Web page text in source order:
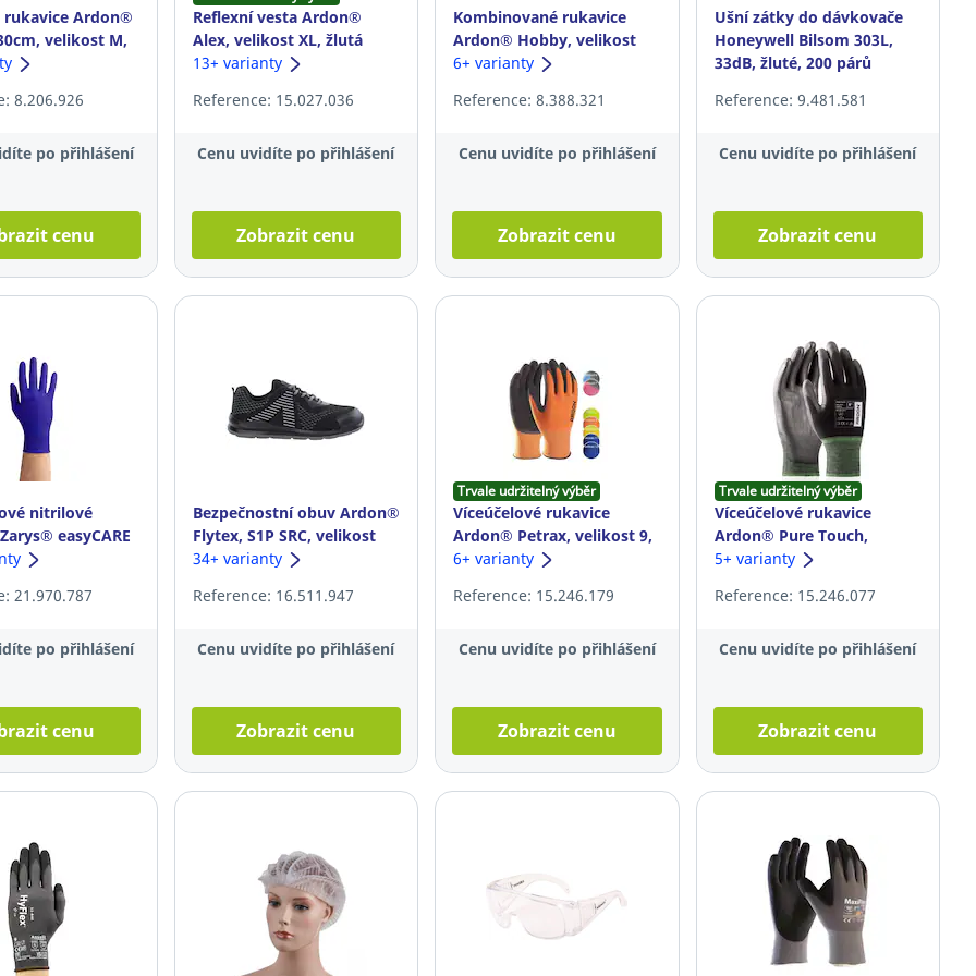
rukavice Ardon®
velikost M,
8.206.926
po přihlášení
cenu
Reflexní vesta Ardon®
Alex, velikost XL, žlutá
13+ varianty
Reference: 15.027.036
Cenu uvidíte po přihlášení
Zobrazit cenu
Kombinované rukavice
Ardon® Hobby, velikost
10, modré, 12 párů
6+ varianty
Reference: 8.388.321
Cenu uvidíte po přihlášení
Zobrazit cenu
Ušní zátky do dávkovače
Honeywell Bilsom 303L,
33dB, žluté, 200 párů
Reference: 9.481.581
Cenu uvidíte po přihlášení
Zobrazit cenu
nitrilové
easyCARE
L, modré,
21.970.787
po přihlášení
cenu
Bezpečnostní obuv Ardon®
Flytex, S1P SRC, velikost
43, černá
34+ varianty
Reference: 16.511.947
Cenu uvidíte po přihlášení
Zobrazit cenu
Trvale udržitelný výběr
Víceúčelové rukavice
Ardon® Petrax, velikost 9,
oranžové, 12 párů
6+ varianty
Reference: 15.246.179
Cenu uvidíte po přihlášení
Zobrazit cenu
Trvale udržitelný výběr
Víceúčelové rukavice
Ardon® Pure Touch,
velikost XL, černé, 12 párů
5+ varianty
Reference: 15.246.077
Cenu uvidíte po přihlášení
Zobrazit cenu